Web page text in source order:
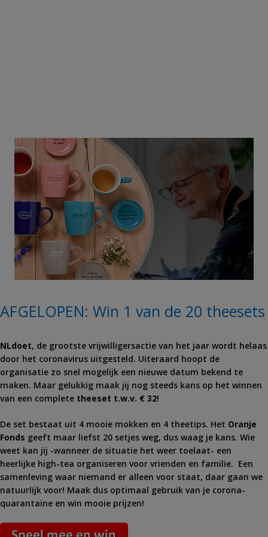
AFGELOPEN: Win 1 van de 20 theesets
NLdoet, de grootste vrijwilligersactie van het jaar wordt helaas
door het coronavirus uitgesteld. Uiteraard hoopt de
organisatie zo snel mogelijk een nieuwe datum bekend te
maken. Maar gelukkig maak jij nog steeds kans op het winnen
van een complete theeset t.w.v. € 32!
De set bestaat uit 4 mooie mokken en 4 theetips. Het Oranje
Fonds geeft maar liefst 20 setjes weg, dus waag je kans. Wie
weet kan jij -wanneer de situatie het weer toelaat- een
heerlijke high-tea organiseren voor vrienden en familie. Een
samenleving waar niemand er alleen voor staat, daar gaan we
natuurlijk voor! Maak dus optimaal gebruik van je corona-
quarantaine en win mooie prijzen!